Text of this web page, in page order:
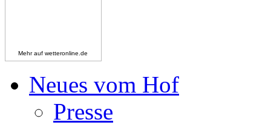
Mehr aufwetteronline.de
Neues vom Hof
Presse